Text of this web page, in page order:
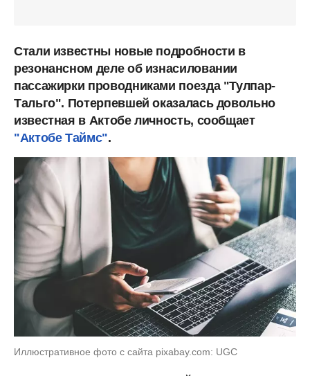
Стали известны новые подробности в
резонансном деле об изнасиловании
пассажирки проводниками поезда "Тулпар-
Тальго". Потерпевшей оказалась довольно
известная в Актобе личность, сообщает
"Актобе Таймс".
Иллюстративное фото с сайта pixabay.com: UGC